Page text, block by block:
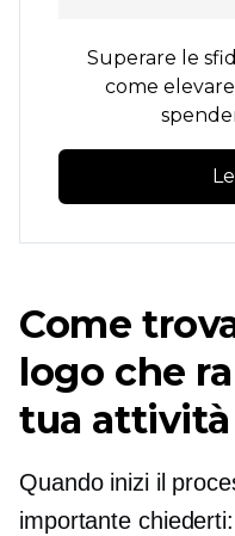
Superare le
come
Come
logo che
tua attività
Quando inizi il
importante chiederti: